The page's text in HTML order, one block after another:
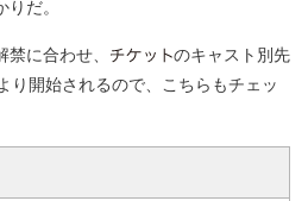
だ。
に合わせ、
のキャスト別先
り開始されるので、こちらもチェッ